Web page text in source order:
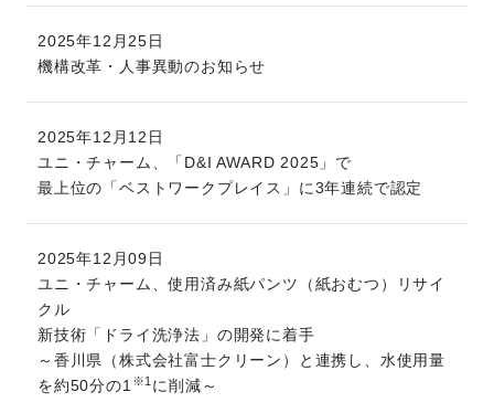
2025年12月25日
機構改革・人事異動のお知らせ
2025年12月12日
ユニ・チャーム、「D&I AWARD 2025」で
最上位の「ベストワークプレイス」に3年連続で認定
2025年12月09日
ユニ・チャーム、使用済み紙パンツ（紙おむつ）リサイ
クル
新技術「ドライ洗浄法」の開発に着手
～香川県（株式会社富士クリーン）と連携し、水使用量
を約50分の1 ※1 に削減～